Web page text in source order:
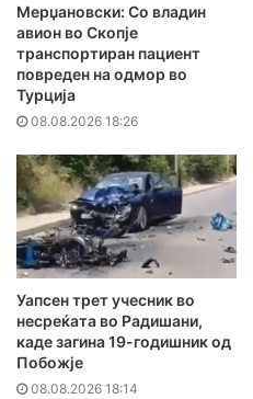
Мерџановски: Со владин
авион во Скопје
транспортиран пациент
повреден на одмор во
Турција
08.08.2026 18:26
Уапсен трет учесник во
несреќата во Радишани,
каде загина 19-годишник од
Побожје
08.08.2026 18:14